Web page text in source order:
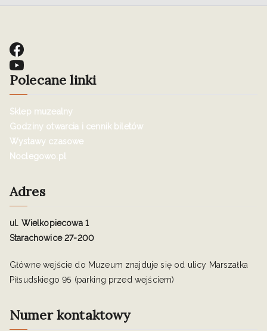
Polecane linki
Sklep muzealny
Godziny otwarcia i cennik biletów
Wystawy czasowe
Noclegowo.pl
Adres
ul. Wielkopiecowa 1
Starachowice 27-200
Główne wejście do Muzeum znajduje się od ulicy Marszałka
Piłsudskiego 95 (parking przed wejściem)
Numer kontaktowy